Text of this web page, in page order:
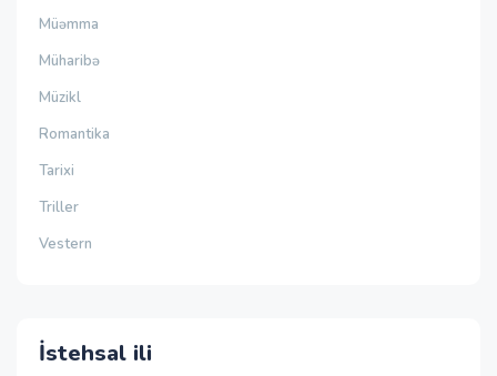
Müəmma
Müharibə
Müzikl
Romantika
Tarixi
Triller
Vestern
İstehsal ili